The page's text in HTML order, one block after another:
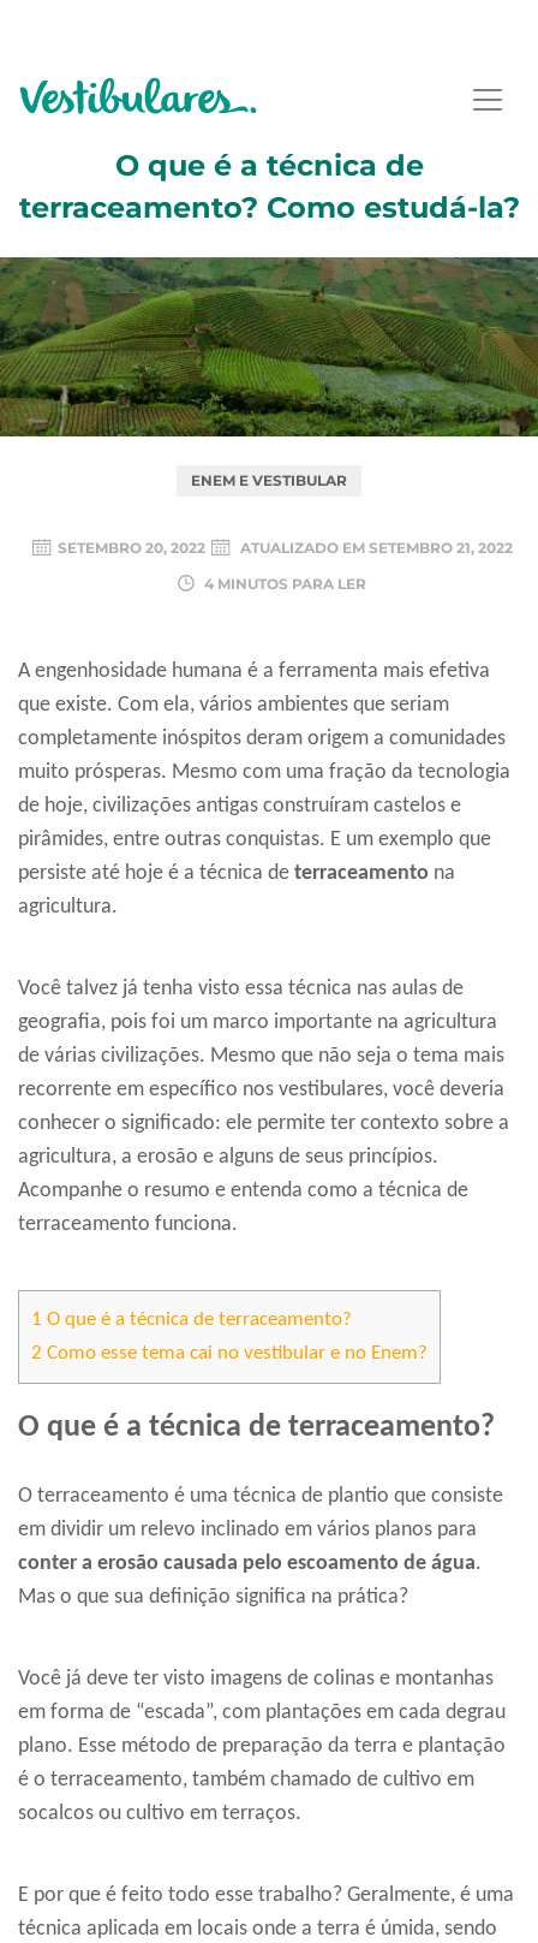
O que é a técnica de
terraceamento? Como estudá-la?
ENEM E VESTIBULAR
SETEMBRO 20, 2022 ATUALIZADO EM SETEMBRO 21, 2022
4 MINUTOS PARA LER
A engenhosidade humana é a ferramenta mais efetiva
que existe. Com ela, vários ambientes que seriam
completamente inóspitos deram origem a comunidades
muito prósperas. Mesmo com uma fração da tecnologia
de hoje, civilizações antigas construíram castelos e
pirâmides, entre outras conquistas. E um exemplo que
persiste até hoje é a técnica de terraceamento na
agricultura.
Você talvez já tenha visto essa técnica nas aulas de
geografia, pois foi um marco importante na agricultura
de várias civilizações. Mesmo que não seja o tema mais
recorrente em específico nos vestibulares, você deveria
conhecer o significado: ele permite ter contexto sobre a
agricultura, a erosão e alguns de seus princípios.
Acompanhe o resumo e entenda como a técnica de
terraceamento funciona.
1 O que é a técnica de terraceamento?
2 Como esse tema cai no vestibular e no Enem?
O que é a técnica de terraceamento?
O terraceamento é uma técnica de plantio que consiste
em dividir um relevo inclinado em vários planos para
conter a erosão causada pelo escoamento de água.
Mas o que sua definição significa na prática?
Você já deve ter visto imagens de colinas e montanhas
em forma de “escada”, com plantações em cada degrau
plano. Esse método de preparação da terra e plantação
é o terraceamento, também chamado de cultivo em
socalcos ou cultivo em terraços.
E por que é feito todo esse trabalho? Geralmente, é uma
técnica aplicada em locais onde a terra é úmida, sendo